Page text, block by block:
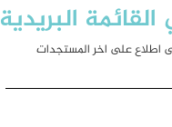
البريدية
اطلاع على اخر المستجدات